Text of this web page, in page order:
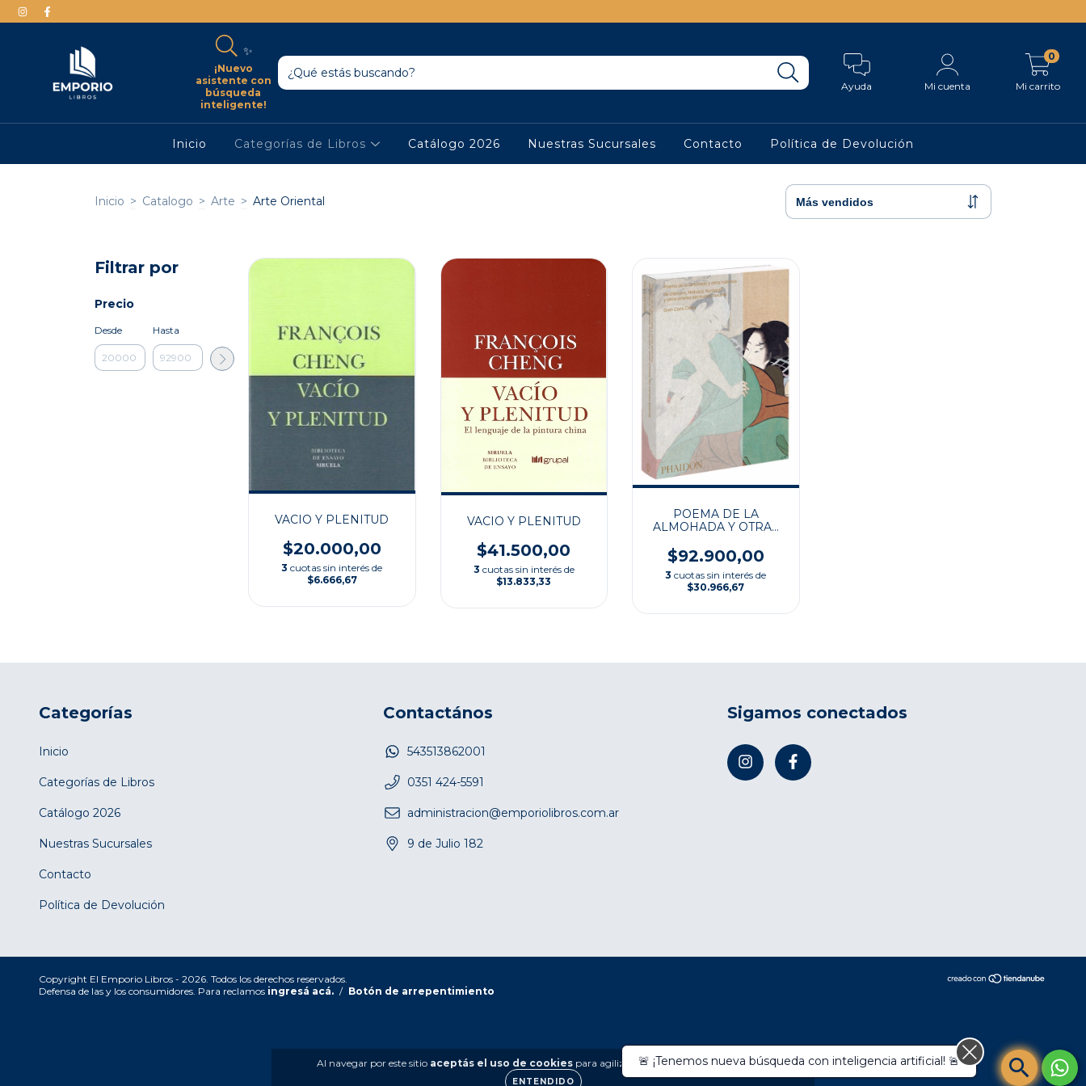
✨
¡Nuevo
asistente con
búsqueda
inteligente!
Ayuda Mi cuenta Mi carrito
0
Inicio Categorías de Libros Catálogo 2026 Nuestras Sucursales Contacto Política de Devolución
Al navegar por este sitio aceptás el uso de cookies para agilizar tu experiencia de compra.
ENTENDIDO
Inicio > Catalogo > Arte > Arte Oriental
Filtrar por
Precio
Desde Hasta
VACIO Y PLENITUD
$20.000,00
3 cuotas sin interés de
$6.666,67
VACIO Y PLENITUD
$41.500,00
3 cuotas sin interés de
$13.833,33
POEMA DE LA
ALMOHADA Y OTRAS
$92.900,00
3 cuotas sin interés de
$30.966,67
Categorías
Inicio
Categorías de Libros
Catálogo 2026
Nuestras Sucursales
Contacto
Política de Devolución
Contactános
543513862001
0351 424-5591
administracion@emporiolibros.com.ar
9 de Julio 182
Sigamos conectados
Copyright El Emporio Libros - 2026. Todos los derechos reservados.
Defensa de las y los consumidores. Para reclamos ingresá acá. / Botón de arrepentimiento